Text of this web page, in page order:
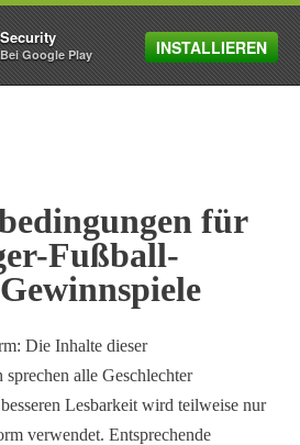
MENU
für
Fußball-
Die Inhalte dieser
alle Geschlechter
Lesbarkeit wird teilweise nur
verwendet. Entsprechende
Google Play INSTALLIEREN